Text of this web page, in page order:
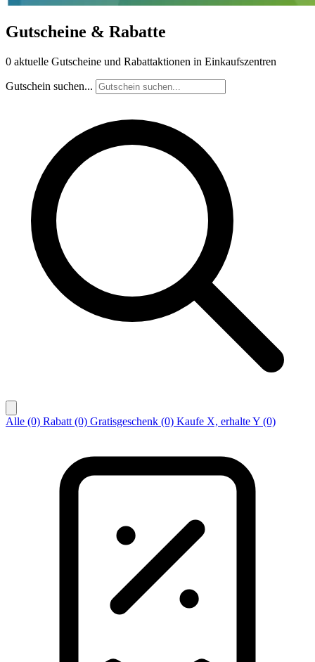
Gutscheine & Rabatte
0 aktuelle Gutscheine und Rabattaktionen in Einkaufszentren
Gutschein suchen...
Alle (0) Rabatt (0) Gratisgeschenk (0) Kaufe X, erhalte Y (0)